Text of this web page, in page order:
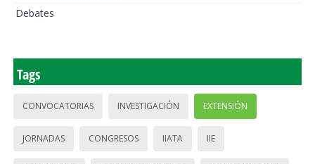
Debates
Tags
CONVOCATORIAS INVESTIGACIÓN EXTENSIÓN
JORNADAS CONGRESOS IIATA IIE